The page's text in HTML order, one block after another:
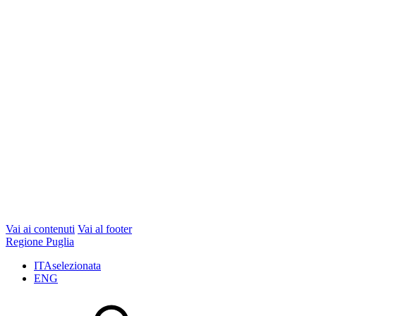
Vai ai contenuti Vai al footer
Regione Puglia
ITAselezionata
ENG